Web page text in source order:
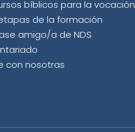
bíblicos para la vocación
de la formación
amigo/a de NDS
con nosotras